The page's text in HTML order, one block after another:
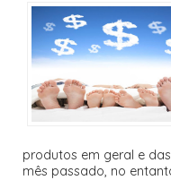
produtos em geral e
mês passado, no